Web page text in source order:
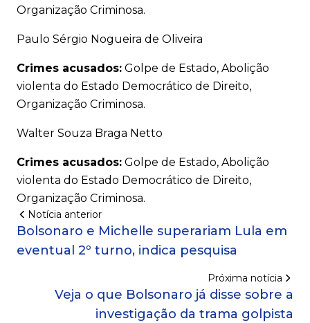
Organização Criminosa.
Paulo Sérgio Nogueira de Oliveira
Crimes acusados: Golpe de Estado, Abolição
violenta do Estado Democrático de Direito,
Organização Criminosa.
Walter Souza Braga Netto
Crimes acusados: Golpe de Estado, Abolição
violenta do Estado Democrático de Direito,
Organização Criminosa.
Notícia anterior
Bolsonaro e Michelle superariam Lula em
eventual 2º turno, indica pesquisa
Próxima notícia
Veja o que Bolsonaro já disse sobre a
investigação da trama golpista